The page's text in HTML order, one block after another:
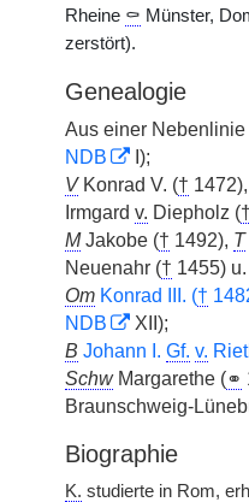
Rheine ⚰ Münster,
zerstört).
Genealogie
Aus einer Nebenlinie
NDB
I);
VKonrad V. († 1472),
Irmgard v. Diepholz (†
MJakobe († 1492), T
Neuenahr († 1455)
Om Konrad III. (†
NDB
XII);
B Johann I. Gf. v.
SchwMargarethe (⚭
Braunschweig-
Biographie
K. studierte in Rom,